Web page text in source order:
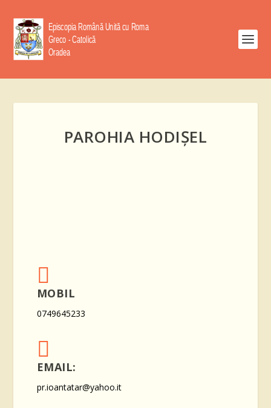
PAROHIA HODIȘEL

MOBIL
0749645233

EMAIL:
pr.ioantatar@yahoo.it